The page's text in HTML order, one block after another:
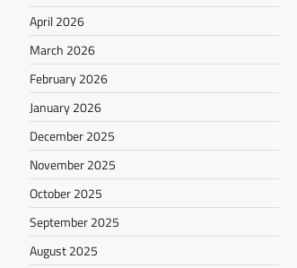
April 2026
March 2026
February 2026
January 2026
December 2025
November 2025
October 2025
September 2025
August 2025